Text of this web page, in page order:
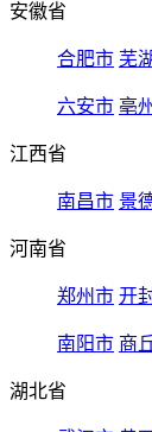
安徽省
合肥市 芜
六安市 亳
江西省
南昌市 景
河南省
郑州市 开
南阳市 商
湖北省